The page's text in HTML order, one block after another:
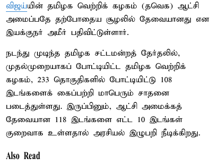
விஜய்யின் தமிழக வெற்றிக் கழகம் (தவெக) ஆட்சி
அமைப்பதே தற்போதைய சூழலில் தேவையானது என
இயக்குநர் அமீர் பதிவிட்டுள்ளார்.
நடந்து முடிந்த தமிழக சட்டமன்றத் தேர்தலில்,
முதல்முறையாகப் போட்டியிட்ட தமிழக வெற்றிக்
கழகம், 233 தொகுதிகளில் போட்டியிட்டு 108
இடங்களைக் கைப்பற்றி மாபெரும் சாதனை
படைத்துள்ளது. இருப்பினும், ஆட்சி அமைக்கத்
தேவையான 118 இடங்களை எட்ட 10 இடங்கள்
குறைவாக உள்ளதால் அரசியல் இழுபறி நீடிக்கிறது.
Also Read